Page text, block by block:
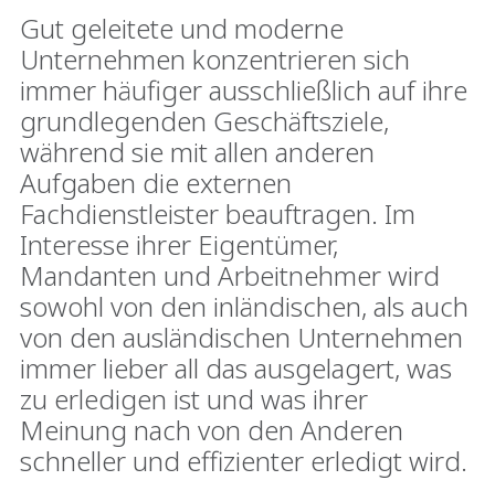
Gut geleitete und moderne
Unternehmen konzentrieren sich
immer häufiger ausschließlich auf ihre
grundlegenden Geschäftsziele,
während sie mit allen anderen
Aufgaben die externen
Fachdienstleister beauftragen. Im
Interesse ihrer Eigentümer,
Mandanten und Arbeitnehmer wird
sowohl von den inländischen, als auch
von den ausländischen Unternehmen
immer lieber all das ausgelagert, was
zu erledigen ist und was ihrer
Meinung nach von den Anderen
schneller und effizienter erledigt wird.